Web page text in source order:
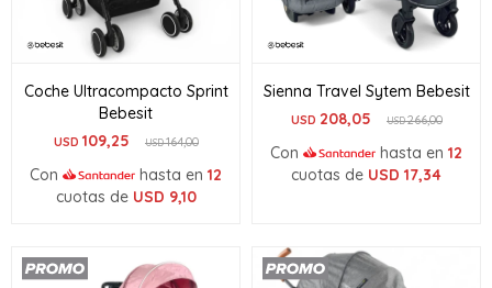
Coche Ultracompacto Sprint
Bebesit
USD 109,25 USD164,00
Con hasta en 12
cuotas de USD 9,10
Sienna Travel Sytem Bebesit
USD 208,05 USD266,00
Con hasta en 12
cuotas de USD 17,34